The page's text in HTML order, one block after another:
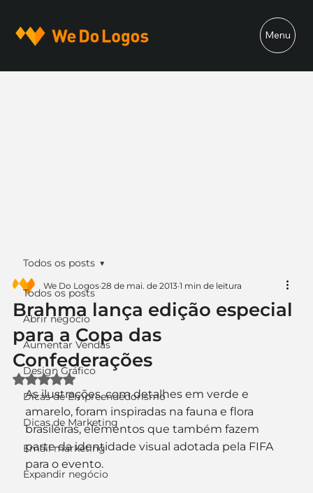
Menu
Todos os posts
Abrir negócio
Aumentar Vendas
Design Gráfico
Dicas de Empreendedorismo
Dicas de Marketing
Email marketing
Expandir negócio
Todos os posts
Brahma lança edição especial
para a Copa das
Confederações
We Do Logos 28 de mai. de 2013 1 min de leitura
Avaliado com NaN de 5 estrelas.
As ilustrações, com detalhes em verde e
amarelo, foram inspiradas na fauna e flora
brasileiras, elementos que também fazem
parte da identidade visual adotada pela FIFA
para o evento.